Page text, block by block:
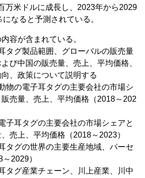
万米ドルに成長し、2023年から2029
なると予測されている。
容が含まれている。
タグ製品範囲、グローバルの販売量
び中国の販売量、売上、平均価格、
、政策について説明する
物の電子耳タグの主要会社の市場シ
売量、売上、平均価格（2018～202
子耳タグの主要会社の市場シェアと
売上、平均価格（2018～2023）
タグの世界の主要生産地域、パーセ
2029）
タグ産業チェーン、川上産業、川中